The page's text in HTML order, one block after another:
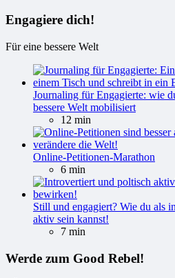
Engagiere dich!
Für eine bessere Welt
Journaling für Engagierte: wie
bessere Welt mobilisiert
12 min
Online-Petitionen-Marathon
6 min
Still und engagiert? Wie du als
aktiv sein kannst!
7 min
Werde zum Good Rebel!